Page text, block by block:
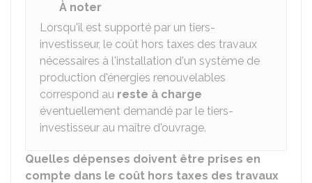
À noter
Lorsqu'il est supporté par un tiers-
investisseur, le coût hors taxes des travaux
nécessaires à l'installation d'un système de
production d'énergies renouvelables
correspond au reste à charge
éventuellement demandé par le tiers-
investisseur au maître d'ouvrage.
Quelles dépenses doivent être prises en
compte dans le coût hors taxes des travaux